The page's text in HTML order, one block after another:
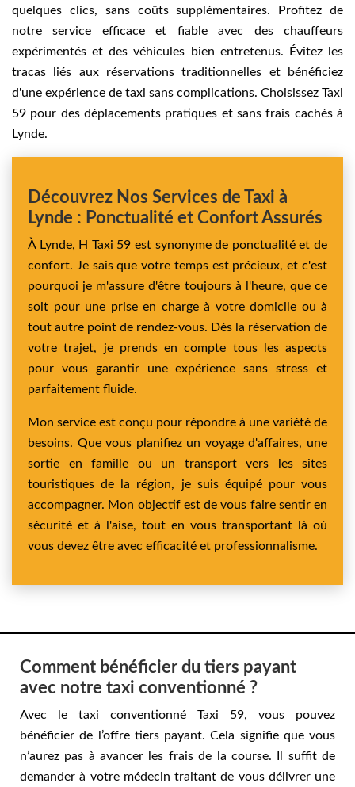
quelques clics, sans coûts supplémentaires. Profitez de
notre service efficace et fiable avec des chauffeurs
expérimentés et des véhicules bien entretenus. Évitez les
tracas liés aux réservations traditionnelles et bénéficiez
d'une expérience de taxi sans complications. Choisissez Taxi
59 pour des déplacements pratiques et sans frais cachés à
Lynde.
Découvrez Nos Services de Taxi à
Lynde : Ponctualité et Confort Assurés
À Lynde, H Taxi 59 est synonyme de ponctualité et de
confort. Je sais que votre temps est précieux, et c'est
pourquoi je m'assure d'être toujours à l'heure, que ce
soit pour une prise en charge à votre domicile ou à
tout autre point de rendez-vous. Dès la réservation de
votre trajet, je prends en compte tous les aspects
pour vous garantir une expérience sans stress et
parfaitement fluide.
Mon service est conçu pour répondre à une variété de
besoins. Que vous planifiez un voyage d'affaires, une
sortie en famille ou un transport vers les sites
touristiques de la région, je suis équipé pour vous
accompagner. Mon objectif est de vous faire sentir en
sécurité et à l'aise, tout en vous transportant là où
vous devez être avec efficacité et professionnalisme.
Comment bénéficier du tiers payant
avec notre taxi conventionné ?
Avec le taxi conventionné Taxi 59, vous pouvez
bénéficier de l’offre tiers payant. Cela signifie que vous
n’aurez pas à avancer les frais de la course. Il suffit de
demander à votre médecin traitant de vous délivrer une